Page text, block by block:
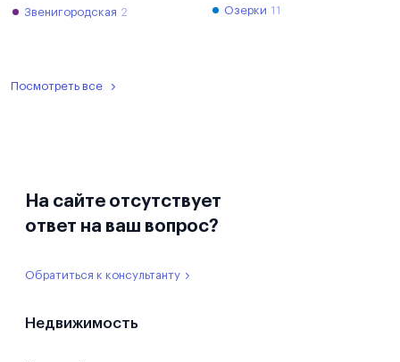
Звенигородская 2 Озерки 11
Посмотреть все
На сайте отсутствует
ответ на ваш вопрос?
Обратиться к консультанту
Недвижимость